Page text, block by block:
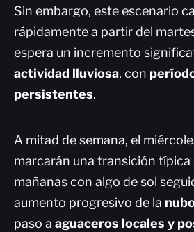
Sin embargo, este escenario
rápidamente a partir del
espera un incremento
actividad lluviosa, con
persistentes.
A mitad de semana, el
marcarán una transición típica
mañanas con algo de sol
aumento progresivo de la
paso a aguaceros locales y